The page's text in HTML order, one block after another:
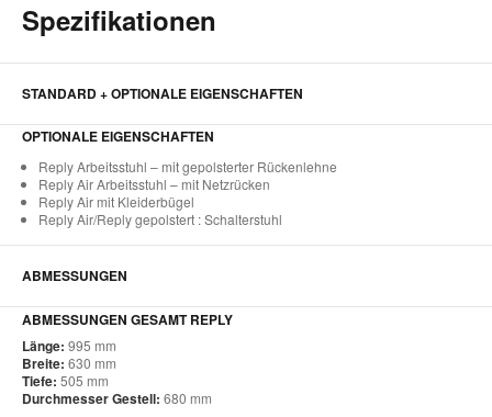
Spezifikationen
STANDARD + OPTIONALE EIGENSCHAFTEN
OPTIONALE EIGENSCHAFTEN
Reply Arbeitsstuhl – mit gepolsterter Rückenlehne
Reply Air Arbeitsstuhl – mit Netzrücken
Reply Air mit Kleiderbügel
Reply Air/Reply gepolstert : Schalterstuhl
ABMESSUNGEN
ABMESSUNGEN GESAMT REPLY
Länge: 995 mm
Breite: 630 mm
Tiefe: 505 mm
Durchmesser Gestell: 680 mm